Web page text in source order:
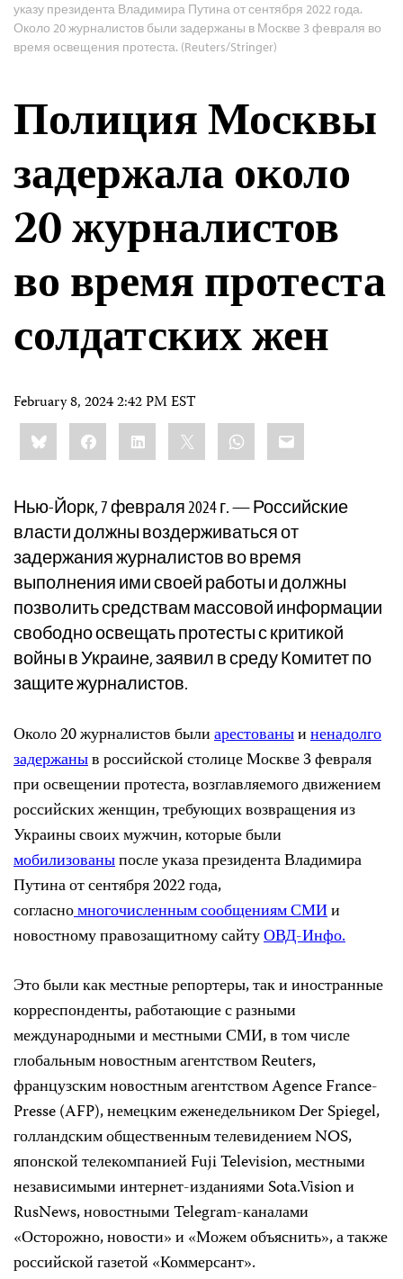
указу президента Владимира Путина от сентября 2022 года.
Около 20 журналистов были задержаны в Москве 3 февраля во
время освещения протеста. (Reuters/Stringer)
Полиция Москвы
задержала около
20 журналистов
во время протеста
солдатских жен
February 8, 2024 2:42 PM EST
Share
this:BlueskyFacebookLinkedIn WhatsApp
Email
Нью-Йорк, 7 февраля 2024 г. — Российские
власти должны воздерживаться от
задержания журналистов во время
выполнения ими своей работы и должны
позволить средствам массовой информации
свободно освещать протесты с критикой
войны в Украине, заявил в среду Комитет по
защите журналистов.
Около 20 журналистов былиарестованыиненадолго
задержаныв российской столице Москве 3 февраля
при освещении протеста, возглавляемого движением
российских женщин, требующих возвращения из
Украины своих мужчин, которые были
мобилизованыпосле указа президента Владимира
Путина от сентября 2022 года,
согласномногочисленнымсообщениямСМИи
новостному правозащитному сайтуОВД-Инфо.
Это были как местные репортеры, так и иностранные
корреспонденты, работающие с разными
международными и местными СМИ, в том числе
глобальным новостным агентством Reuters,
французским новостным агентством Agence France-
Presse (AFP), немецким еженедельником Der Spiegel,
голландским общественным телевидением NOS,
японской телекомпанией Fuji Television, местными
независимыми интернет-изданиями Sota.Vision и
RusNews, новостными Telegram-каналами
«Осторожно, новости» и «Можем объяснить», а также
российской газетой «Коммерсант».